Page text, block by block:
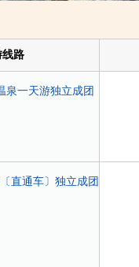
线路
泉一天游独立成团
直通车〕独立成团